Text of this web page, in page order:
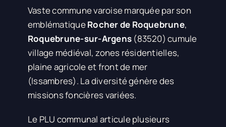
Vaste commune varoise marquée par son
emblématiqueRocher de Roquebrune,
Roquebrune-sur-Argens (83520) cumule
village médiéval, zones résidentielles,
plaine agricole et front de mer
(Issambres). La diversité génère des
missions foncières variées.
Le PLU communal articule plusieurs